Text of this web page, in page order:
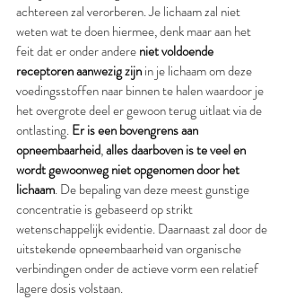
achtereen zal verorberen. Je lichaam zal niet
weten wat te doen hiermee, denk maar aan het
feit dat er onder andere niet voldoende
receptoren aanwezig zijn in je lichaam om deze
voedingsstoffen naar binnen te halen waardoor je
het overgrote deel er gewoon terug uitlaat via de
ontlasting. Er is een bovengrens aan
opneembaarheid, alles daarboven is te veel en
wordt gewoonweg niet opgenomen door het
lichaam. De bepaling van deze meest gunstige
concentratie is gebaseerd op strikt
wetenschappelijk evidentie. Daarnaast zal door de
uitstekende opneembaarheid van organische
verbindingen onder de actieve vorm een relatief
lagere dosis volstaan.